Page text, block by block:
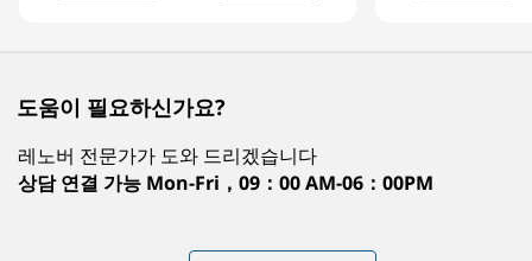
도움이 필요하신가요?
레노버 전문가가 도와 드리겠습니다
상담 연결 가능 Mon-Fri，09：00 AM-06：00PM